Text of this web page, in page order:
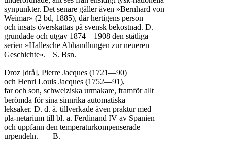
synpunkter. Det senare gäller även »Bernhard von
Weimar» (2 bd, 1885), där hertigens person
och insats överskattas på svensk bekostnad. D.
grundade och utgav 1874—1908 den ståtliga
serien »Hallesche Abhandlungen zur neueren
Geschichte».	S. Bsn.
Droz [drå], Pierre Jacques (1721—90)
och Henri Louis Jacques (1752—91),
far och son, schweiziska urmakare, framför allt
berömda för sina sinnrika automatiska
leksaker. D. d. ä. tillverkade även praktur med
pla-netarium till bl. a. Ferdinand IV av Spanien
och uppfann den temperaturkompenserade
urpendeln.	B.